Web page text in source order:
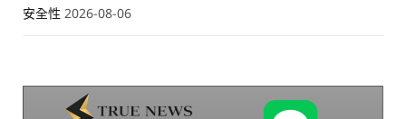
安全性 2026-08-06